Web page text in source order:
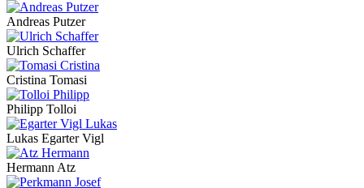
Andreas Putzer
Ulrich Schaffer
Cristina Tomasi
Philipp Tolloi
Lukas Egarter Vigl
Hermann Atz